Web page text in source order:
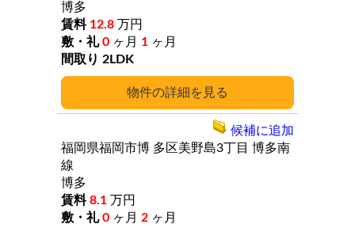
詳細
博多
12.8 万円
0 ヶ月 1 ヶ月
2LDK
福岡県福岡市博 多区美野島3丁目 博多南
線
博多
8.1 万円
0 ヶ月 2 ヶ月
候補に追加